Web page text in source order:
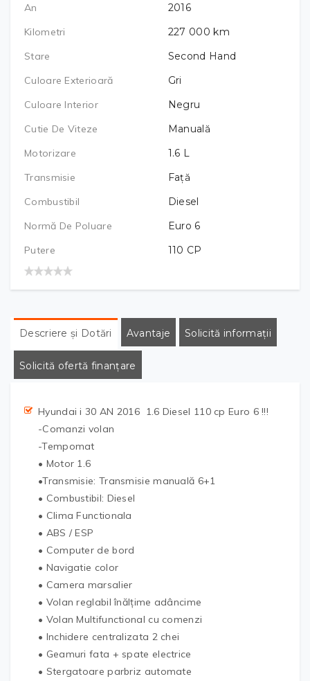
An
2016
Kilometri
227 000 km
Stare
Second Hand
Culoare Exterioară
Gri
Culoare Interior
Negru
Cutie De Viteze
Manuală
Motorizare
1.6 L
Transmisie
Față
Combustibil
Diesel
Normă De Poluare
Euro 6
Putere
110 CP
Descriere și Dotări Avantaje Solicită informații
Solicită ofertă finanțare
Hyundai i 30 AN 2016 1.6 Diesel 110 cp Euro 6 !!!
-Comanzi volan
-Tempomat
• Motor 1.6
•Transmisie: Transmisie manuală 6+1
• Combustibil: Diesel
• Clima Functionala
• ABS / ESP
• Computer de bord
• Navigatie color
• Camera marsalier
• Volan reglabil înălțime adâncime
• Volan Multifunctional cu comenzi
• Inchidere centralizata 2 chei
• Geamuri fata + spate electrice
• Stergatoare parbriz automate